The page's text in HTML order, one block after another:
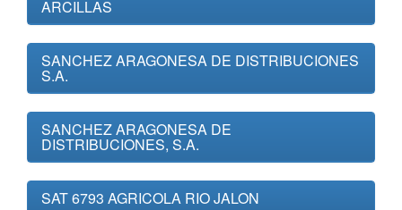
ARCILLAS
SANCHEZ ARAGONESA DE DISTRIBUCIONES
S.A.
SANCHEZ ARAGONESA DE
DISTRIBUCIONES, S.A.
SAT 6793 AGRICOLA RIO JALON